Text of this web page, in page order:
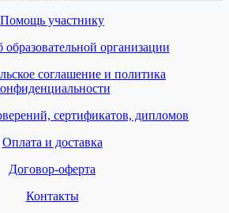
Помощь участнику
образовательной организации
соглашение и политика
сертификатов, дипломов
Оплата и доставка
Договор-оферта
Контакты